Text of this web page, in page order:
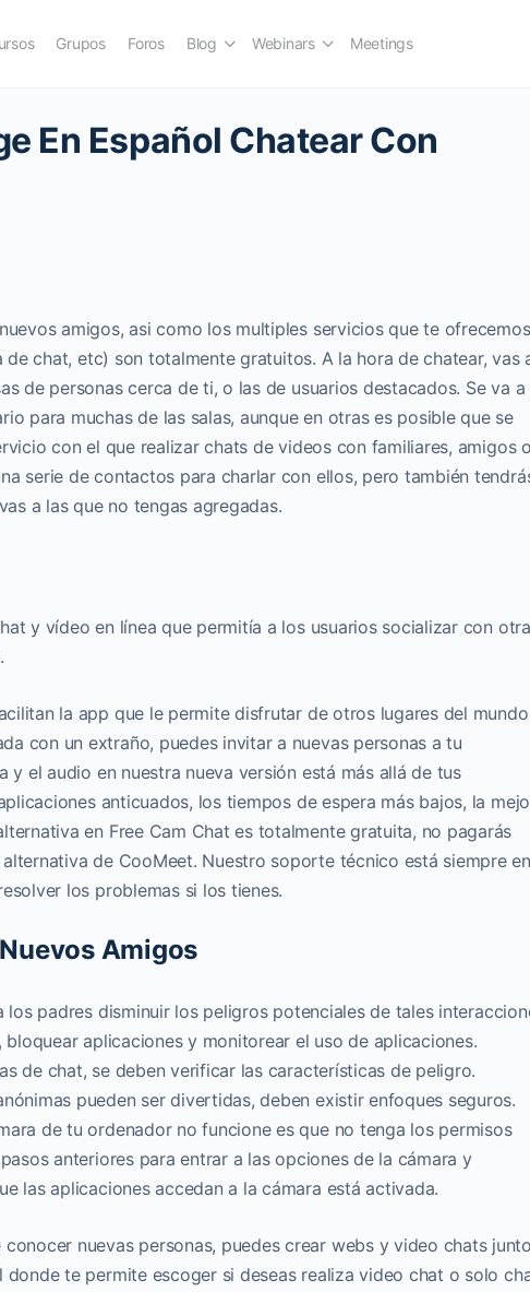
Grupos Foros Blog Webinars Meetings
En Español Chatear Con
amigos, asi como los multiples servicios que te ofrecemos
chat, etc) son totalmente gratuitos. A la hora de chatear, vas
de personas cerca de ti, o las de usuarios destacados. Se va a
para muchas de las salas, aunque en otras es posible que se
con el que realizar chats de videos con familiares, amigos
serie de contactos para charlar con ellos, pero también
a las que no tengas agregadas.
y vídeo en línea que permitía a los usuarios socializar con
la app que le permite disfrutar de otros lugares del
con un extraño, puedes invitar a nuevas personas a tu
y el audio en nuestra nueva versión está más allá de tus
anticuados, los tiempos de espera más bajos, la
en Free Cam Chat es totalmente gratuita, no pagarás
de CooMeet. Nuestro soporte técnico está siempre
los problemas si los tienes.
Amigos
los padres disminuir los peligros potenciales de tales
aplicaciones y monitorear el uso de aplicaciones.
de chat, se deben verificar las características de peligro.
pueden ser divertidas, deben existir enfoques seguros.
de tu ordenador no funcione es que no tenga los permisos
anteriores para entrar a las opciones de la cámara y
las aplicaciones accedan a la cámara está activada.
nuevas personas, puedes crear webs y video chats
te permite escoger si deseas realiza video chat o solo